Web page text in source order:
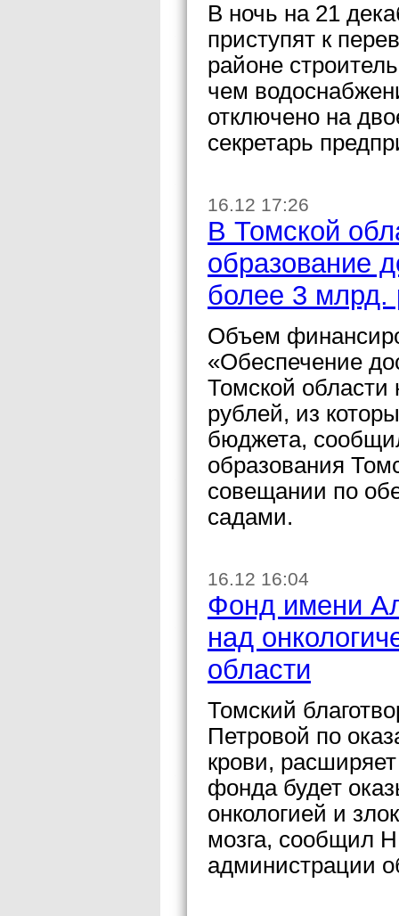
В ночь на 21
приступят к
районе
чем
отключено на
секретарь
16.12 17:26
В Томской
образование
более 3 млрд.
Объем
«Обеспечение
Томской области
рублей, из
бюджета,
образования
совещании по
садами.
16.12 16:04
Фонд имени
над
области
Томский
Петровой по
крови,
фонда будет
онкологией и
мозга, сообщил
администрации